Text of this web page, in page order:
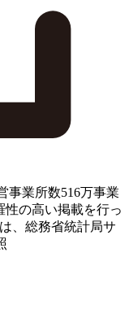
事業所数516万事業
性の高い掲載を行っ
、総務省統計局サ